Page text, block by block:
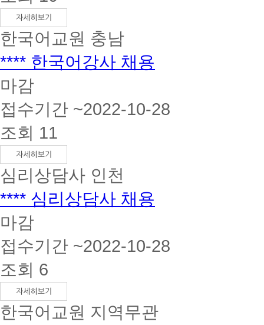
한국어교원 충남
**** 한국어강사 채용
마감
접수기간 ~2022-10-28
조회 11
심리상담사 인천
**** 심리상담사 채용
마감
접수기간 ~2022-10-28
조회 6
한국어교원 지역무관